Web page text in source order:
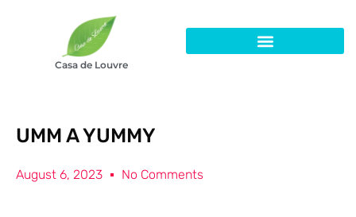
Casa de Louvre
UMM A YUMMY
August 6, 2023 No Comments